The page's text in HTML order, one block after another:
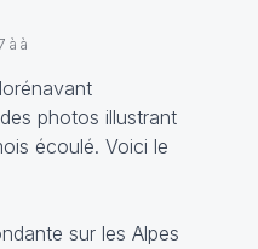
à à
photos illustrant
écoulé. Voici le
sur les Alpes